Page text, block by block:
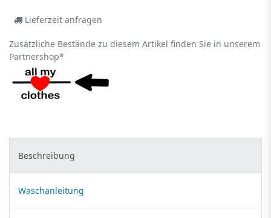
Lieferzeit anfragen
Zusätzliche Bestände zu diesem Artikel finden Sie in unserem
Partnershop*
Beschreibung
Waschanleitung